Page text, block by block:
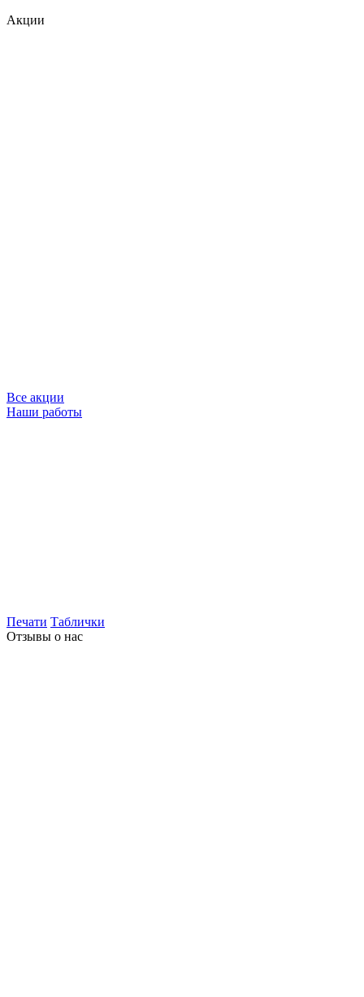
Акции
Все акции
Наши работы
Печати Таблички
Отзывы о нас